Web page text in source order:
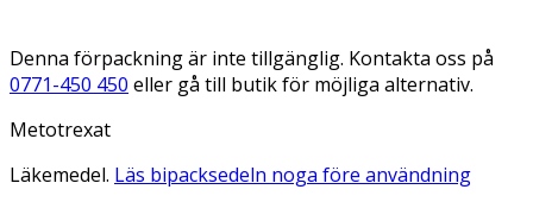
Denna förpackning är inte tillgänglig. Kontakta oss på
0771-450 450 eller gå till butik för möjliga alternativ.
Metotrexat
Läkemedel. Läs bipacksedeln noga före användning